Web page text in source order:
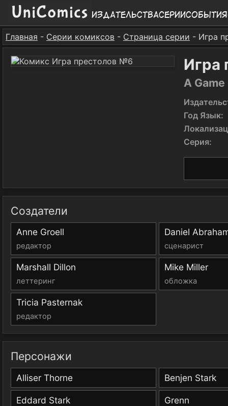
ИздательстваСерииСобытия
Главная - Серии комиксов - Страница серии - Игра
Игра
A
Год Язык:
Серия:
Создатели
Anne Groell
редактор
Daniel
сценарист
Marshall Dillon
леттеринг
Mike Miller
обложка
Tricia Pasternak
редактор
Персонажи
Alliser Thorne Benjen Stark
Eddard Stark Grenn